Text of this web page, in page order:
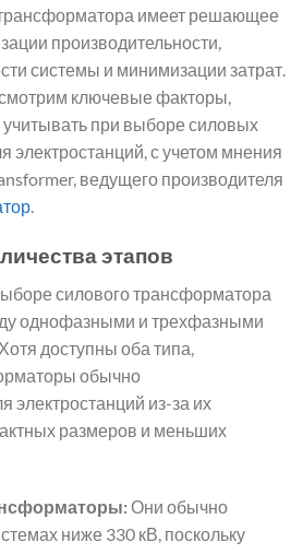
имеет решающее
производительности,
системы и минимизации затрат.
ключевые факторы,
при выборе силовых
электростанций, с учетом мнения
ведущего производителя
.
этапов
силового трансформатора
однофазными и трехфазными
доступны оба типа,
обычно
электростанций из-за их
размеров и меньших
Они обычно
ниже 330 кВ, поскольку